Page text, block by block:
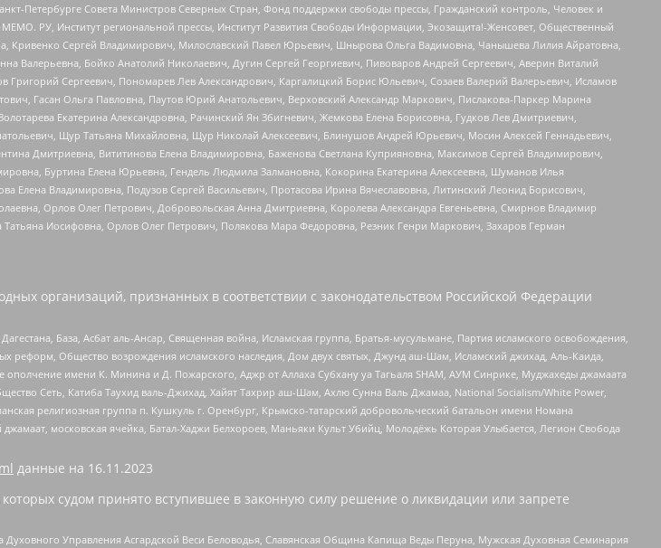
Петербурге Совета Министров Северных Стран, Фонд поддержки свободы прессы, Гражданский контроль, Человек и
РУ, Институт региональной прессы, Институт Развития Свободы Информации, Экозащита!-Женсовет, Общественный
Кривенко Сергей Владимирович, Милославский Павел Юрьевич, Шнырова Ольга Вадимовна, Чанышева Лилия Айратовна,
Валерьевна, Бойко Анатолий Николаевич, Дугин Сергей Георгиевич, Пивоваров Андрей Сергеевич, Аверин Виталий
Сергеевич, Пономарев Лев Александрович, Каргалицкий Борис Юльевич, Созаев Валерий Валерьевич, Исламов
Гасан Ольга Павловна, Паутов Юрий Анатольевич, Верховский Александр Маркович, Пислакова-Паркер Марина
Екатерина Александровна, Рачинский Ян Збигневич, Жемкова Елена Борисовна, Гудков Лев Дмитриевич,
Щур Татьяна Михайловна, Щур Николай Алексеевич, Блинушов Андрей Юрьевич, Мосин Алексей Геннадьевич,
Дмитриевна, Вититинова Елена Владимировна, Баженова Светлана Куприяновна, Максимов Сергей Владимирович,
Буртина Елена Юрьевна, Гендель Людмила Залмановна, Кокорина Екатерина Алексеевна, Шуманов Илья
Владимировна, Подузов Сергей Васильевич, Протасова Ирина Вячеславовна, Литинский Леонид Борисович,
Орлов Олег Петрович, Добровольская Анна Дмитриевна, Королева Александра Евгеньевна, Смирнов Владимир
Иосифовна, Орлов Олег Петрович, Полякова Мара Федоровна, Резник Генри Маркович, Захаров Герман
организаций, признанных в соответствии с законодательством Российской Федерации
База, Асбат аль-Ансар, Священная война, Исламская группа, Братья-мусульмане, Партия исламского освобождения,
реформ, Общество возрождения исламского наследия, Дом двух святых, Джунд аш-Шам, Исламский джихад, Аль-Каида,
имени К. Минина и Д. Пожарского, Аджр от Аллаха Субхану уа Тагьаля SHAM, АУМ Синрике, Муджахеды джамаата
Сеть, Катиба Таухид валь-Джихад, Хайят Тахрир аш-Шам, Ахлю Сунна Валь Джамаа, National Socialism/White Power,
религиозная группа п. Кушкуль г. Оренбург, Крымско-татарский добровольческий батальон имени Номана
московская ячейка, Батал-Хаджи Белхороев, Маньяки Культ Убийц, Молодёжь Которая Улыбается, Легион Свобода
данные на 16.11.2023
судом принято вступившее в законную силу решение о ликвидации или запрете
Управления Асгардской Веси Беловодья, Славянская Община Капища Веды Перуна, Мужская Духовная Семинария